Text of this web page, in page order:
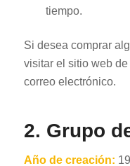
tiempo.
Si desea comprar
visitar el sitio web
correo electrónico.
2. Grupo
Año de creación: